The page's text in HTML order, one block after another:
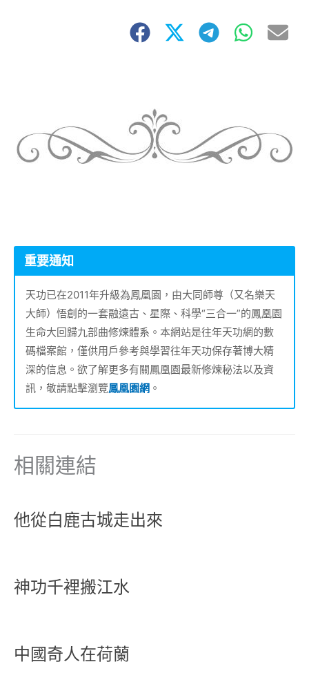
重要通知
天功已在2011年升級為鳳凰園，由大同師尊（又名樂天
大師）悟創的一套融遠古、星際、科學“三合一”的鳳凰園
生命大回歸九部曲修煉體系。本網站是往年天功網的數
碼檔案館，僅供用戶參考與學習往年天功保存著博大精
深的信息。欲了解更多有關鳳凰園最新修煉秘法以及資
訊，敬請點擊瀏覽鳳凰園網 。
相關連結
他從白鹿古城走出來
神功千裡搬江水
中國奇人在荷蘭